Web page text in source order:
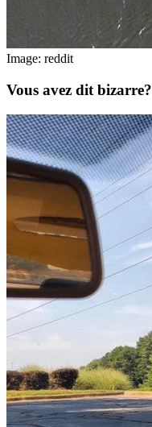
Image: reddit
Vous avez dit bizarre?